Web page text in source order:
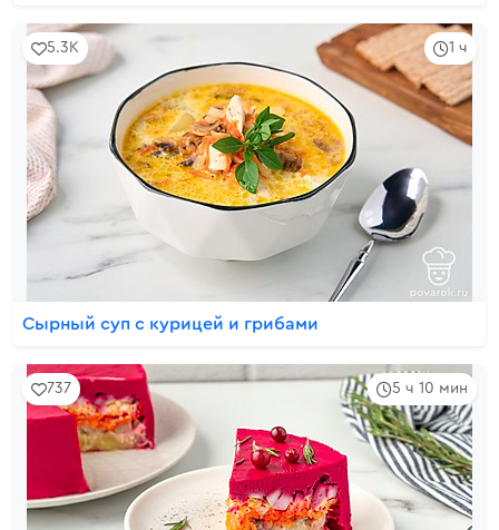
1 ч
5.3K
Сырный суп с курицей и грибами
5 ч 10 мин
737